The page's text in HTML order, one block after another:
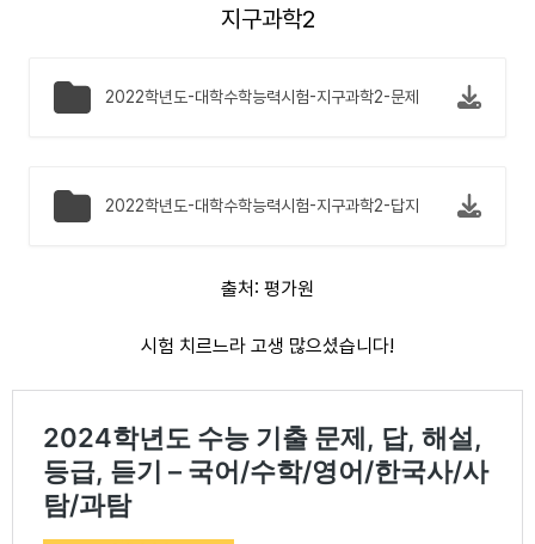
지구과학2
2022학년도-대학수학능력시험-지구과학2-문제
2022학년도-대학수학능력시험-지구과학2-답지
출처: 평가원
시험 치르느라 고생 많으셨습니다!